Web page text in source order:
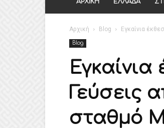
ΘΗΒΑ
ΑΡΧΙΚΗ ΕΛΛΑΔΑ
Αρχική Blog Εγκαίνια
Blog
Γεύσεις
σταθμό